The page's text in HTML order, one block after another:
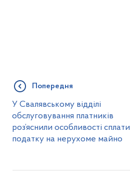
Попередня
У Свалявському відділі
обслуговування платників
роз’яснили особливості сплати
податку на нерухоме майно